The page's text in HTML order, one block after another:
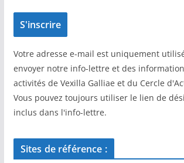
Votre adresse e-mail est uniquement
envoyer notre info-lettre et des
activités de Vexilla Galliae et du Cercle
Vous pouvez toujours utiliser le lien de
inclus dans l'info-lettre.
Sites de référence :